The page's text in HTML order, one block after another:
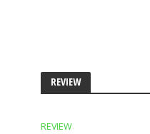
REVIEW
REVIEW